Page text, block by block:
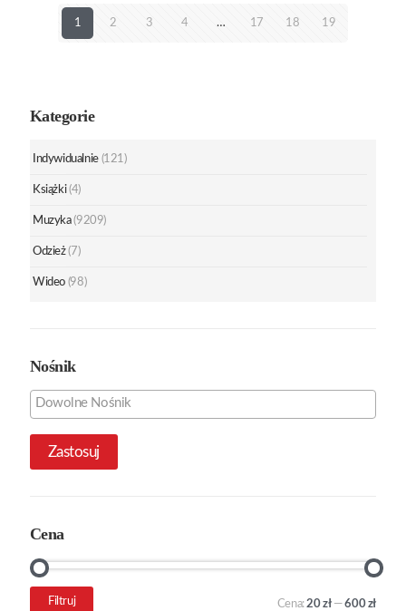
1 2 3 4 … 17 18 19
Kategorie
Indywidualnie (121)
Książki (4)
Muzyka (9209)
Odzież (7)
Wideo (98)
Nośnik
Zastosuj
Cena
Cena
Cena
Filtruj Cena:20 zł—600 zł